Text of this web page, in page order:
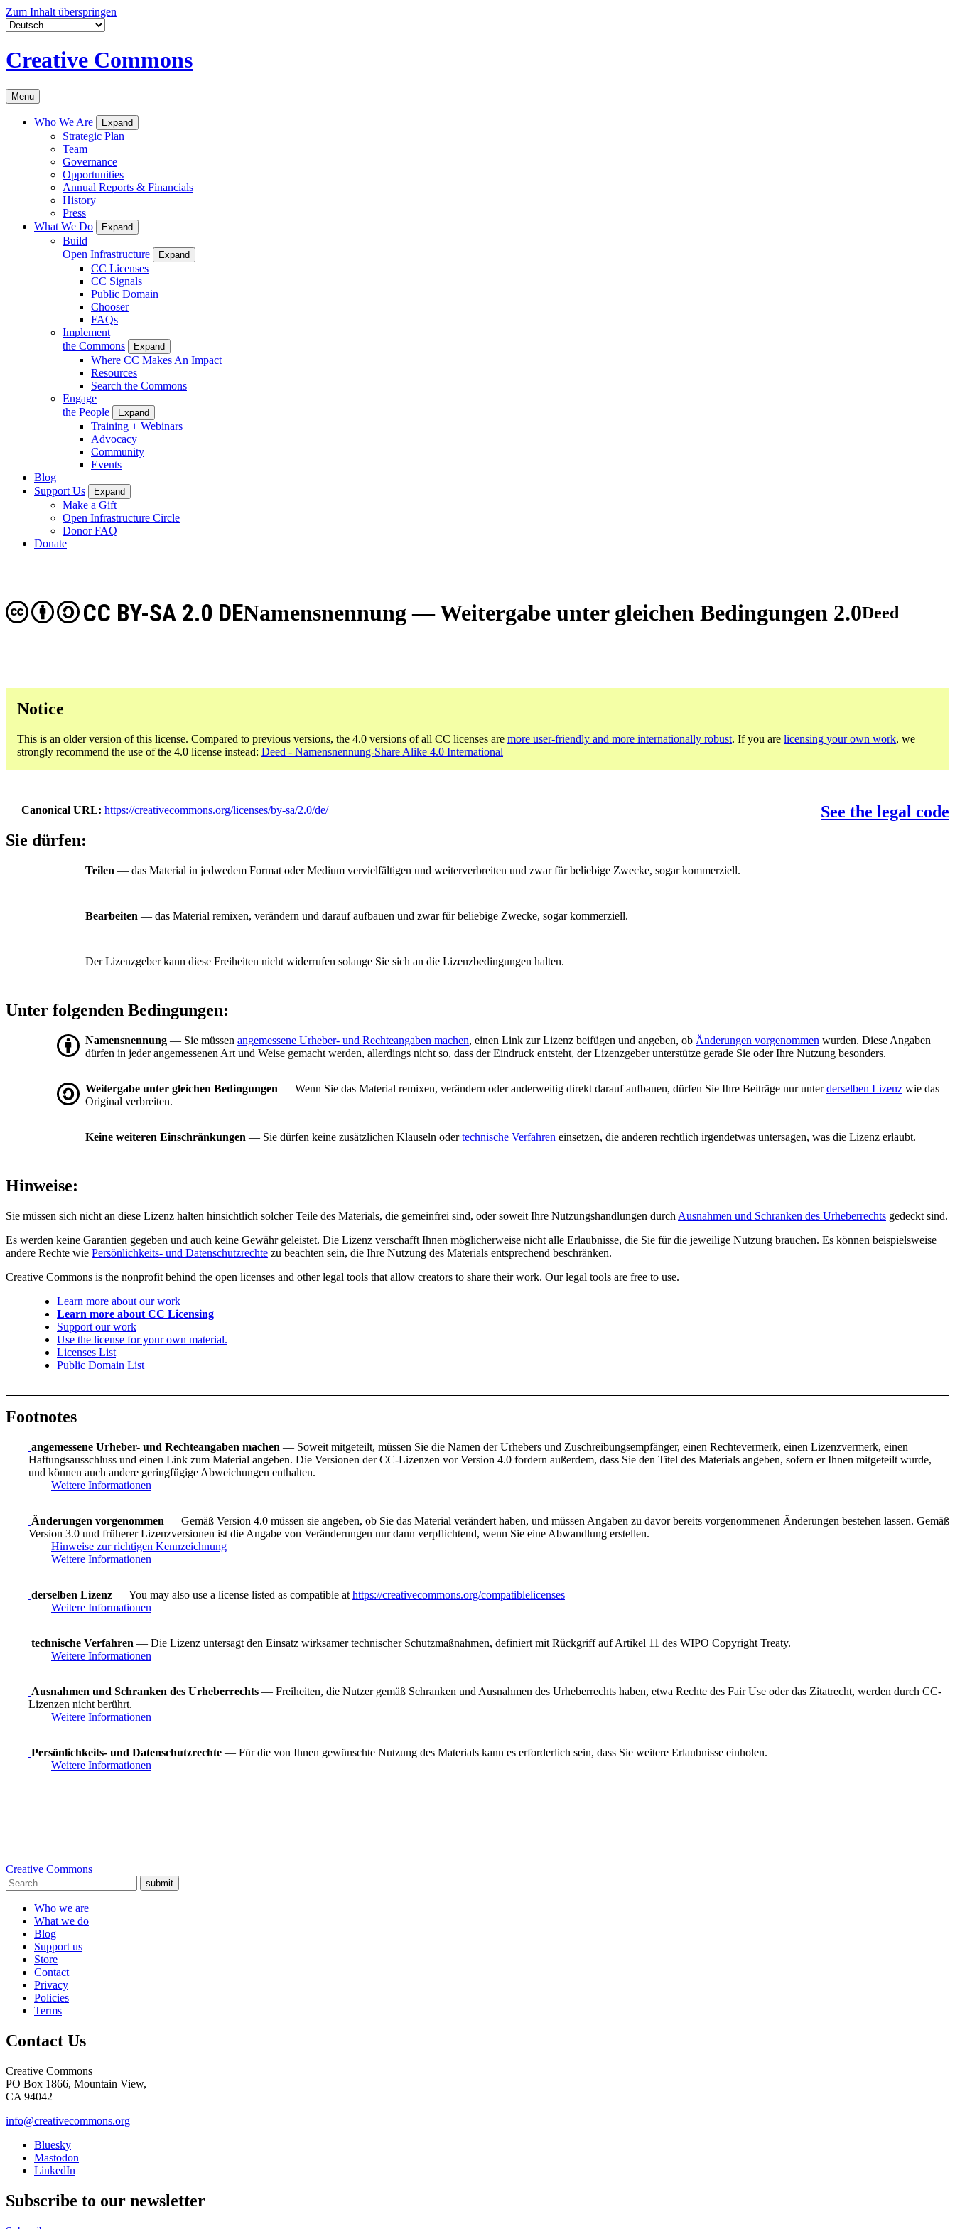
Zum Inhalt überspringen
Creative Commons
Menu
Who We Are Expand
Strategic Plan
Team
Governance
Opportunities
Annual Reports & Financials
History
Press
What We Do
Expand
Build
Open Infrastructure
Expand
CC Licenses
CC Signals
Public Domain
Chooser
FAQs
Implement
the Commons
Expand
Where CC Makes An Impact
Resources
Search the Commons
Engage
the People
Expand
Training + Webinars
Advocacy
Community
Events
Blog
Support Us
Expand
Make a Gift
Open Infrastructure Circle
Donor FAQ
Donate
Namensnennung — Weitergabe unter gleichen Bedingungen 2.0
CC BY-SA 2.0 DE Deed
Notice
This is an older version of this license. Compared to previous versions, the 4.0 versions of all CC licenses are more user-friendly and more internationally robust. If you are licensing your own work, we
strongly recommend the use of the 4.0 license instead: Deed - Namensnennung-Share Alike 4.0 International
Canonical URL https://creativecommons.org/licenses/by-sa/2.0/de/
See the legal code
Sie dürfen:
Teilen — das Material in jedwedem Format oder Medium vervielfältigen und weiterverbreiten und zwar für beliebige Zwecke, sogar kommerziell.
Bearbeiten — das Material remixen, verändern und darauf aufbauen und zwar für beliebige Zwecke, sogar kommerziell.
Der Lizenzgeber kann diese Freiheiten nicht widerrufen solange Sie sich an die Lizenzbedingungen halten.
Unter folgenden Bedingungen:
Namensnennung — Sie müssen angemessene Urheber- und Rechteangaben machen, einen Link zur Lizenz beifügen und angeben, ob Änderungen vorgenommen wurden. Diese Angaben
dürfen in jeder angemessenen Art und Weise gemacht werden, allerdings nicht so, dass der Eindruck entsteht, der Lizenzgeber unterstütze gerade Sie oder Ihre Nutzung besonders.
Weitergabe unter gleichen Bedingungen — Wenn Sie das Material remixen, verändern oder anderweitig direkt darauf aufbauen, dürfen Sie Ihre Beiträge nur unterderselben Lizenz wie das
Original verbreiten.
Keine weiteren Einschränkungen — Sie dürfen keine zusätzlichen Klauseln odertechnische Verfahren einsetzen, die anderen rechtlich irgendetwas untersagen, was die Lizenz erlaubt.
Hinweise:
Sie müssen sich nicht an diese Lizenz halten hinsichtlich solcher Teile des Materials, die gemeinfrei sind, oder soweit Ihre Nutzungshandlungen durch Ausnahmen und Schranken des Urheberrechts gedeckt sind.
Es werden keine Garantien gegeben und auch keine Gewähr geleistet. Die Lizenz verschafft Ihnen möglicherweise nicht alle Erlaubnisse, die Sie für die jeweilige Nutzung brauchen. Es können beispielsweise
andere Rechte wie Persönlichkeits- und Datenschutzrechte zu beachten sein, die Ihre Nutzung des Materials entsprechend beschränken.
Creative Commons is the nonprofit behind the open licenses and other legal tools that allow creators to share their work. Our legal tools are free to use.
Learn more about our work
Learn more about CC Licensing
Support our work
Use the license for your own material.
Licenses List
Public Domain List
Footnotes
angemessene Urheber- und Rechteangaben machen — Soweit mitgeteilt, müssen Sie die Namen der Urhebers und Zuschreibungsempfänger, einen Rechtevermerk, einen Lizenzvermerk, einen
Haftungsausschluss und einen Link zum Material angeben. Die Versionen der CC-Lizenzen vor Version 4.0 fordern außerdem, dass Sie den Titel des Materials angeben, sofern er Ihnen mitgeteilt wurde,
und können auch andere geringfügige Abweichungen enthalten.
Weitere Informationen
Änderungen vorgenommen — Gemäß Version 4.0 müssen sie angeben, ob Sie das Material verändert haben, und müssen Angaben zu davor bereits vorgenommenen Änderungen bestehen lassen. Gemäß
Version 3.0 und früherer Lizenzversionen ist die Angabe von Veränderungen nur dann verpflichtend, wenn Sie eine Abwandlung erstellen.
Hinweise zur richtigen Kennzeichnung
Weitere Informationen
derselben Lizenz — You may also use a license listed as compatible at https://creativecommons.org/compatiblelicenses
Weitere Informationen
technische Verfahren — Die Lizenz untersagt den Einsatz wirksamer technischer Schutzmaßnahmen, definiert mit Rückgriff auf Artikel 11 des WIPO Copyright Treaty.
Weitere Informationen
Ausnahmen und Schranken des Urheberrechts — Freiheiten, die Nutzer gemäß Schranken und Ausnahmen des Urheberrechts haben, etwa Rechte des Fair Use oder das Zitatrecht, werden durch CC-
Lizenzen nicht berührt.
Weitere Informationen
Persönlichkeits- und Datenschutzrechte — Für die von Ihnen gewünschte Nutzung des Materials kann es erforderlich sein, dass Sie weitere Erlaubnisse einholen.
Weitere Informationen
Creative Commons
submit
Who we are
What we do
Blog
Support us
Store
Contact
Privacy
Policies
Terms
Contact Us
Creative Commons
PO Box 1866, Mountain View,
CA 94042
info@creativecommons.org
Bluesky
Mastodon
LinkedIn
Subscribe to our newsletter